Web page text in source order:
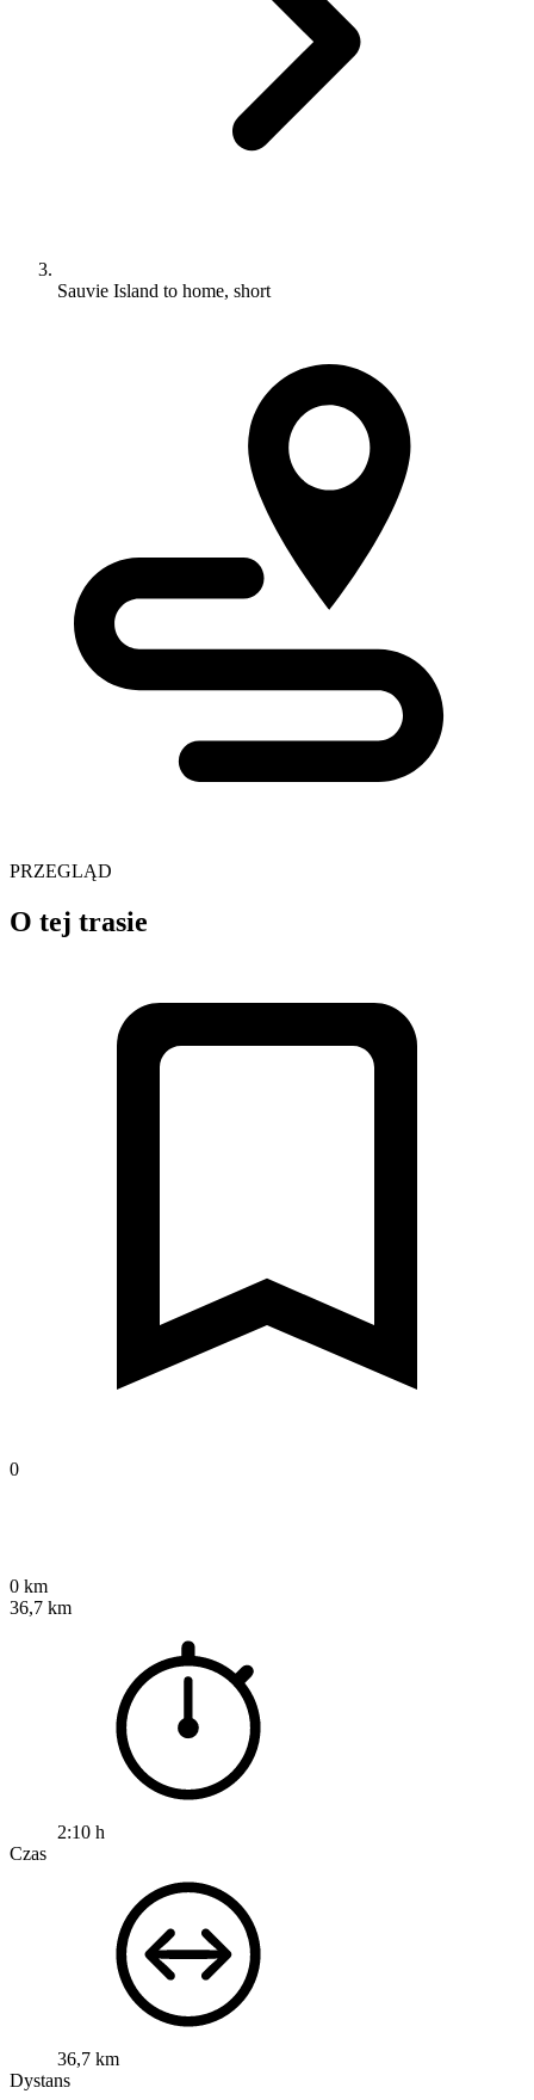
Sauvie Island to home, short
PRZEGLĄD
O tej trasie
0
0 km
36,7 km
2:10 h
Czas
36,7 km
Dystans